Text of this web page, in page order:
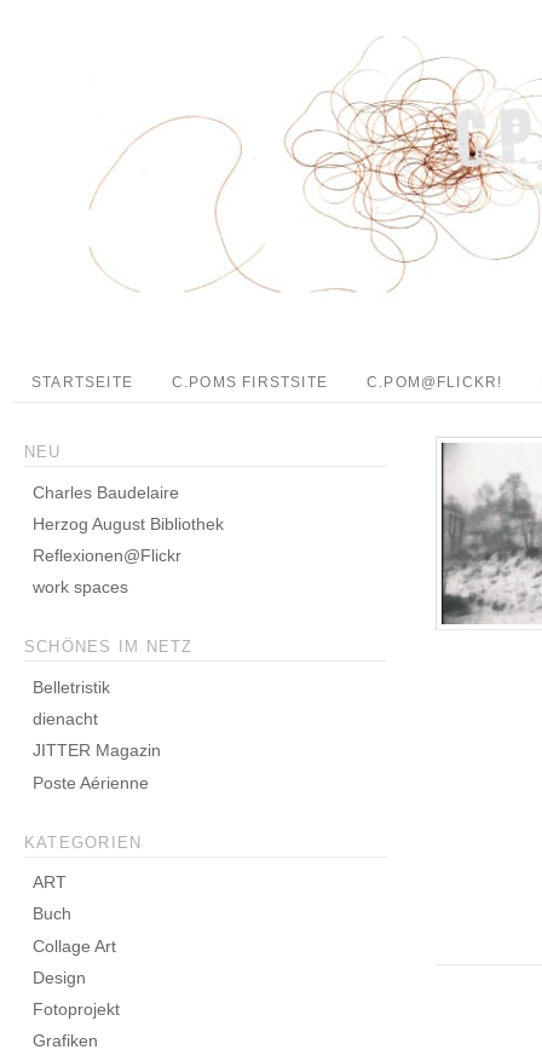
STARTSEITE C.POMS FIRSTSITE C.POM@FLICKR!
NEU
Charles Baudelaire
Herzog August Bibliothek
Reflexionen@Flickr
work spaces
SCHÖNES IM NETZ
Belletristik
dienacht
JITTER Magazin
Poste Aérienne
KATEGORIEN
ART
Buch
Collage Art
Design
Fotoprojekt
Grafiken